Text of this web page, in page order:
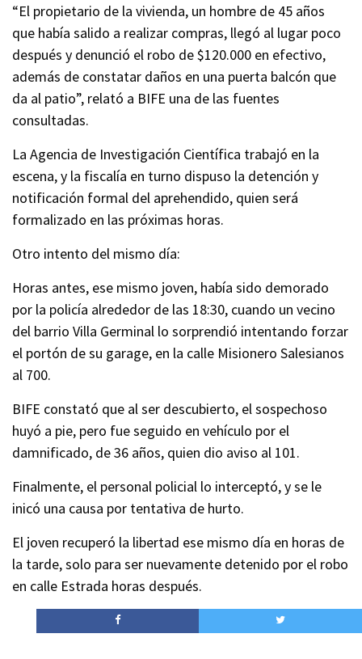
“El propietario de la vivienda, un hombre de 45 años
que había salido a realizar compras, llegó al lugar poco
después y denunció el robo de $120.000 en efectivo,
además de constatar daños en una puerta balcón que
da al patio”, relató a BIFE una de las fuentes
consultadas.
La Agencia de Investigación Científica trabajó en la
escena, y la fiscalía en turno dispuso la detención y
notificación formal del aprehendido, quien será
formalizado en las próximas horas.
Otro intento del mismo día:
Horas antes, ese mismo joven, había sido demorado
por la policía alrededor de las 18:30, cuando un vecino
del barrio Villa Germinal lo sorprendió intentando forzar
el portón de su garage, en la calle Misionero Salesianos
al 700.
BIFE constató que al ser descubierto, el sospechoso
huyó a pie, pero fue seguido en vehículo por el
damnificado, de 36 años, quien dio aviso al 101.
Finalmente, el personal policial lo interceptó, y se le
inicó una causa por tentativa de hurto.
El joven recuperó la libertad ese mismo día en horas de
la tarde, solo para ser nuevamente detenido por el robo
en calle Estrada horas después.